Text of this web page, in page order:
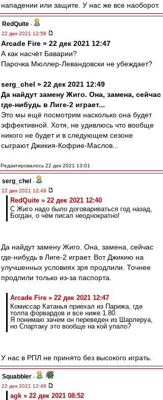
нападении или защите. У нас же все наоборот.
RedQuite -
22 дек 2021 12:58
Arcade Fire » 22 дек 2021 12:47
А как насчёт Баварии?
Парочка Мюллер-Левандовски не убеждает?
serg_chel » 22 дек 2021 12:49
Да найдут замену Жиго. Она, замена, сейчас
где-нибудь в Лиге-2 играет...
Это мы ещё посмотрим насколько она будет
эффективной. Хотя, не удивлюсь что вообще
никого не будет и в следующем сезоне
сыграют Джикия-Кофрие-Маслов...
Редактировалось 22 дек 2021 13:01
serg_chel -
22 дек 2021 12:49
RedQuite » 22 дек 2021 12:40
С Жиго надо было договариваться год назад,
Богдан, о чём писал неоднократно!
Да найдут замену Жиго. Она, замена, сейчас
где-нибудь в Лиге-2 играет. Вот Джикию на
улучшенных условиях зря продлили. Точнее
продлили только из-за паспорта.
Arcade Fire » 22 дек 2021 12:47
Комиссар Катанья приехал из Парижа, где
толпа форвардов и все ниже 1.80.
Я понимаю зачем он переведен из Шарлеруа,
но Спартаку это вообще на кой упало?
У нас в РПЛ не принято без высокого играть.
Squabbler -
22 дек 2021 12:49
agk » 22 дек 2021 08:52